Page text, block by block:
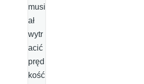
musi
ał
wytr
acić
pręd
kość